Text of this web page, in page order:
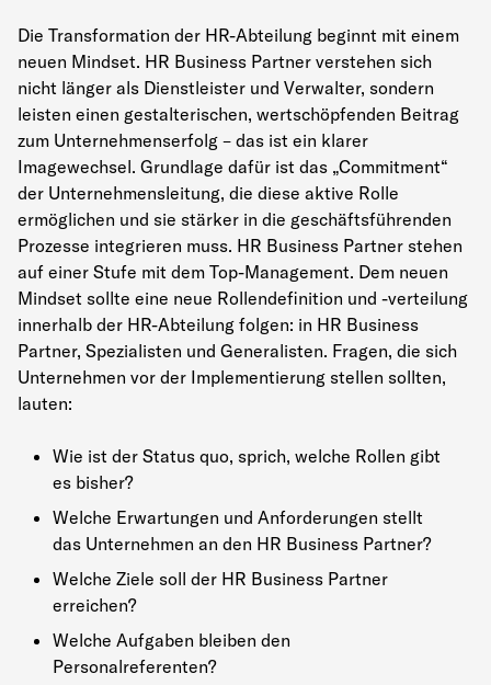
Die Transformation der HR-Abteilung beginnt mit einem
neuen Mindset. HR Business Partner verstehen sich
nicht länger als Dienstleister und Verwalter, sondern
leisten einen gestalterischen, wertschöpfenden Beitrag
zum Unternehmenserfolg – das ist ein klarer
Imagewechsel. Grundlage dafür ist das „Commitment“
der Unternehmensleitung, die diese aktive Rolle
ermöglichen und sie stärker in die geschäftsführenden
Prozesse integrieren muss. HR Business Partner stehen
auf einer Stufe mit dem Top-Management. Dem neuen
Mindset sollte eine neue Rollendefinition und -verteilung
innerhalb der HR-Abteilung folgen: in HR Business
Partner, Spezialisten und Generalisten. Fragen, die sich
Unternehmen vor der Implementierung stellen sollten,
lauten:
Wie ist der Status quo, sprich, welche Rollen gibt
es bisher?
Welche Erwartungen und Anforderungen stellt
das Unternehmen an den HR Business Partner?
Welche Ziele soll der HR Business Partner
erreichen?
Welche Aufgaben bleiben den
Personalreferenten?